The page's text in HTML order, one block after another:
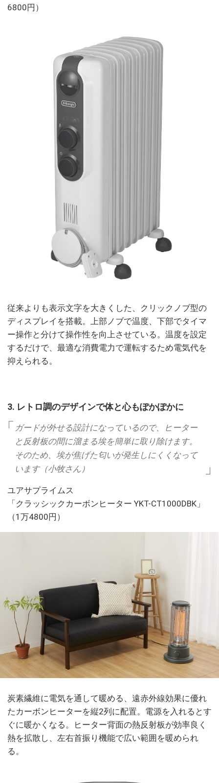
6800円）
従来よりも表示文字を大きくした、クリックノブ型の
ディスプレイを搭載。上部ノブで温度、下部でタイマ
ー操作と分けて操作性を向上させている。温度を設定
するだけで、最適な消費電力で運転するため電気代を
抑えられる。
3. レトロ調のデザインで体と心もぽかぽかに
ガードが外せる設計になっているので、ヒーター
と反射板の間に溜まる埃を簡単に取り除けます。
そのため、埃が焦げた匂いが発生しにくくなって
います（小牧さん）
ユアサプライムス
「クラッシックカーボンヒーター YKT-CT1000DBK」
（1万4800円）
炭素繊維に電気を通して暖める、遠赤外線効果に優れ
たカーボンヒーターを縦2列に配置。電源を入れるとす
ぐに暖かくなる。ヒーター背面の熱反射板が効率良く
熱を拡散し、左右首振り機能で広い範囲を暖められ
る。